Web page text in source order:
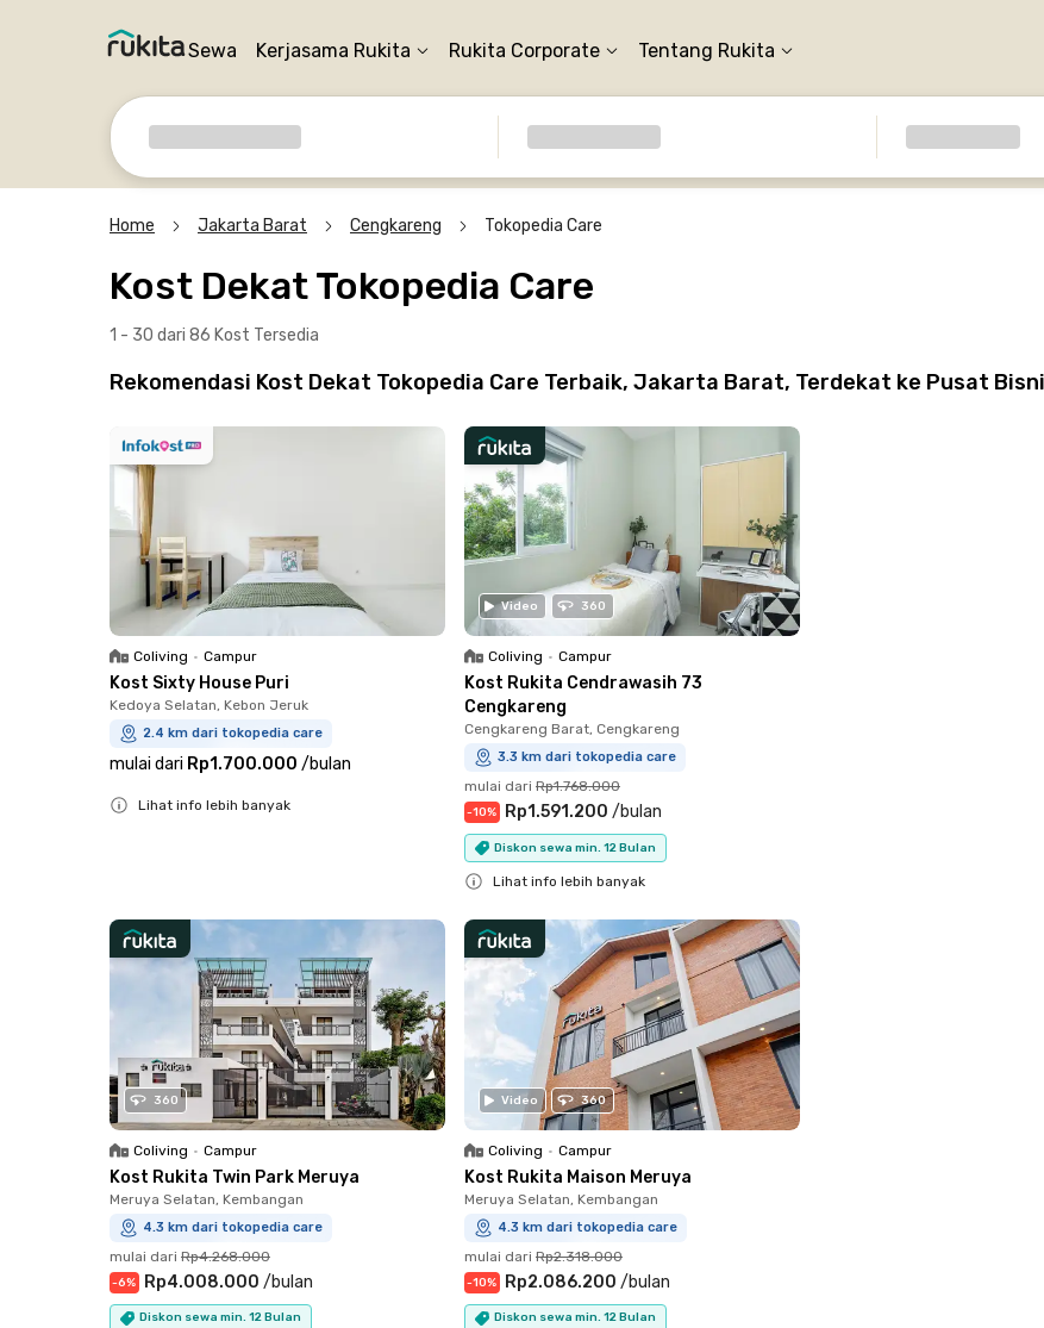
Sewa Kerjasama Rukita Rukita Corporate Tentang Rukita
Home Jakarta Barat Cengkareng Tokopedia Care
Kost Dekat Tokopedia Care
1 - 30 dari 86 Kost Tersedia
Rekomendasi Kost Dekat Tokopedia Care Terbaik, Jakarta Barat, Terdekat ke Pusat
Coliving • Campur
Kost Sixty House Puri
Kedoya Selatan, Kebon Jeruk
2.4 km dari tokopedia care
mulai dari Rp1.700.000 /bulan
Lihat info lebih banyak
Video 360
Coliving • Campur
Kost Rukita Cendrawasih 73
Cengkareng
Cengkareng Barat, Cengkareng
3.3 km dari tokopedia care
mulai dari Rp1.768.000
-10% Rp1.591.200 /bulan
Diskon sewa min. 12 Bulan
Lihat info lebih banyak
360
Coliving • Campur
Kost Rukita Twin Park Meruya
Meruya Selatan, Kembangan
4.3 km dari tokopedia care
mulai dari Rp4.268.000
-6% Rp4.008.000 /bulan
Diskon sewa min. 12 Bulan
Video 360
Coliving • Campur
Kost Rukita Maison Meruya
Meruya Selatan, Kembangan
4.3 km dari tokopedia care
mulai dari Rp2.318.000
-10% Rp2.086.200 /bulan
Diskon sewa min. 12 Bulan